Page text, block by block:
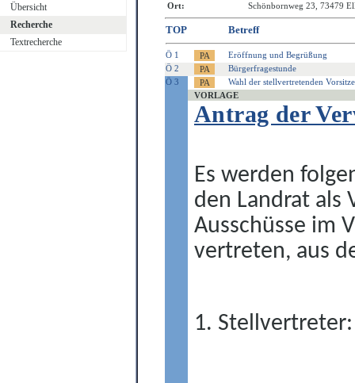
Übersicht
Recherche
Textrecherche
Ort:
Schönbornweg 23, 73479
TOP Betreff
Ö 1
Eröffnung und Begrüßung
Ö 2
Bürgerfragestunde
Ö 3
Wahl der stellvertretenden
VORLAGE
Antrag der
Es werden
den Landrat als
Ausschüsse im
vertreten, aus
1.